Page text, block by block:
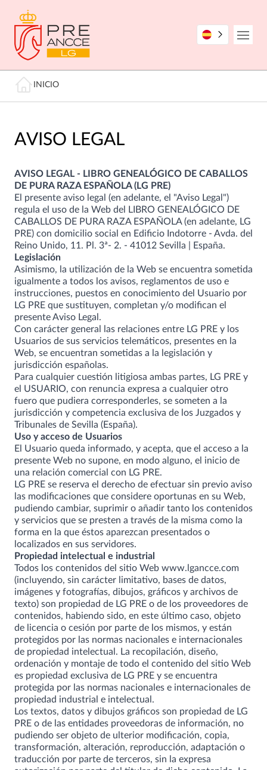
contenido
principal
Miga de pan
INICIO
AVISO LEGAL
AVISO LEGAL - LIBRO GENEALÓGICO DE CABALLOS
DE PURA RAZA ESPAÑOLA (LG PRE)
El presente aviso legal (en adelante, el "Aviso Legal")
regula el uso de la Web del LIBRO GENEALÓGICO DE
CABALLOS DE PURA RAZA ESPAÑOLA (en adelante, LG
PRE) con domicilio social en Edificio Indotorre - Avda. del
Reino Unido, 11. Pl. 3ª- 2. - 41012 Sevilla | España.
Legislación
Asimismo, la utilización de la Web se encuentra sometida
igualmente a todos los avisos, reglamentos de uso e
instrucciones, puestos en conocimiento del Usuario por
LG PRE que sustituyen, completan y/o modifican el
presente Aviso Legal.
Con carácter general las relaciones entre LG PRE y los
Usuarios de sus servicios telemáticos, presentes en la
Web, se encuentran sometidas a la legislación y
jurisdicción españolas.
Para cualquier cuestión litigiosa ambas partes, LG PRE y
el USUARIO, con renuncia expresa a cualquier otro
fuero que pudiera corresponderles, se someten a la
jurisdicción y competencia exclusiva de los Juzgados y
Tribunales de Sevilla (España).
Uso y acceso de Usuarios
El Usuario queda informado, y acepta, que el acceso a la
presente Web no supone, en modo alguno, el inicio de
una relación comercial con LG PRE.
LG PRE se reserva el derecho de efectuar sin previo aviso
las modificaciones que considere oportunas en su Web,
pudiendo cambiar, suprimir o añadir tanto los contenidos
y servicios que se presten a través de la misma como la
forma en la que éstos aparezcan presentados o
localizados en sus servidores.
Propiedad intelectual e industrial
Todos los contenidos del sitio Web www.lgancce.com
(incluyendo, sin carácter limitativo, bases de datos,
imágenes y fotografías, dibujos, gráficos y archivos de
texto) son propiedad de LG PRE o de los proveedores de
contenidos, habiendo sido, en este último caso, objeto
de licencia o cesión por parte de los mismos, y están
protegidos por las normas nacionales e internacionales
de propiedad intelectual. La recopilación, diseño,
ordenación y montaje de todo el contenido del sitio Web
es propiedad exclusiva de LG PRE y se encuentra
protegida por las normas nacionales e internacionales de
propiedad industrial e intelectual.
Los textos, datos y dibujos gráficos son propiedad de LG
PRE o de las entidades proveedoras de información, no
pudiendo ser objeto de ulterior modificación, copia,
transformación, alteración, reproducción, adaptación o
traducción por parte de terceros, sin la expresa